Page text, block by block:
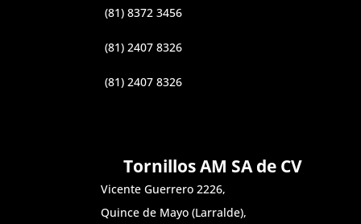
(81) 8372 3456
(81) 2407 8326
(81) 2407 8326
Tornillos AM SA de CV
Vicente Guerrero 2226,
Quince de Mayo (Larralde),